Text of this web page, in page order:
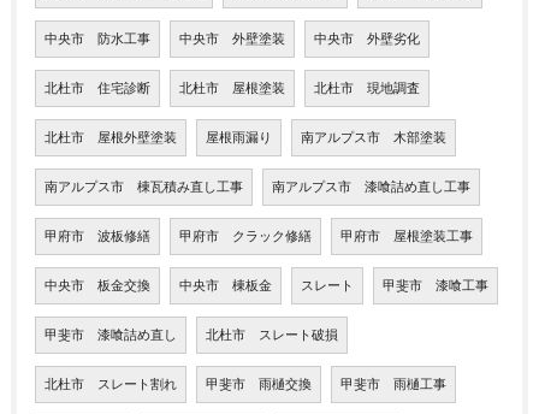
中央市 防水工事 中央市 外壁塗装 中央市 外壁劣化
北杜市 住宅診断 北杜市 屋根塗装 北杜市 現地調査
北杜市 屋根外壁塗装 屋根雨漏り 南アルプス市 木部塗装
南アルプス市 棟瓦積み直し工事 南アルプス市 漆喰詰め直し工事
甲府市 波板修繕 甲府市 クラック修繕 甲府市 屋根塗装工事
中央市 板金交換 中央市 棟板金 スレート 甲斐市 漆喰工事
甲斐市 漆喰詰め直し 北杜市 スレート破損
北杜市 スレート割れ 甲斐市 雨樋交換 甲斐市 雨樋工事